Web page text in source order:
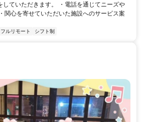
していただきます。 ・電話を通じてニーズや
関心を寄せていただいた施設へのサービス案
フルリモート シフト制